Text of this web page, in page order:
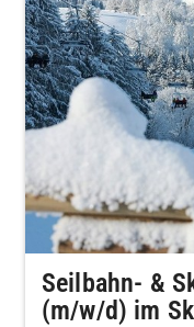
Seilbahn- &
(m/w/d) im